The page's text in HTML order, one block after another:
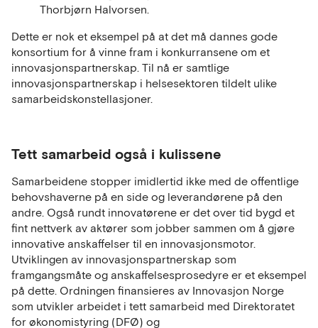
Thorbjørn Halvorsen.
Dette er nok et eksempel på at det må dannes gode
konsortium for å vinne fram i konkurransene om et
innovasjonspartnerskap. Til nå er samtlige
innovasjonspartnerskap i helsesektoren tildelt ulike
samarbeidskonstellasjoner.
Tett samarbeid også i kulissene
Samarbeidene stopper imidlertid ikke med de offentlige
behovshaverne på en side og leverandørene på den
andre. Også rundt innovatørene er det over tid bygd et
fint nettverk av aktører som jobber sammen om å gjøre
innovative anskaffelser til en innovasjonsmotor.
Utviklingen av innovasjonspartnerskap som
framgangsmåte og anskaffelsesprosedyre er et eksempel
på dette. Ordningen finansieres av Innovasjon Norge
som utvikler arbeidet i tett samarbeid med Direktoratet
for økonomistyring (DFØ) og